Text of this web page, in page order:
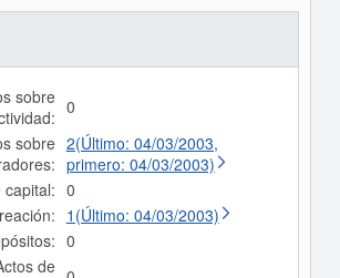
sobre 0
sobre 2(Último: 04/03/2003,
primero: 04/03/2003)
capital: 0
1(Último: 04/03/2003)
0
de